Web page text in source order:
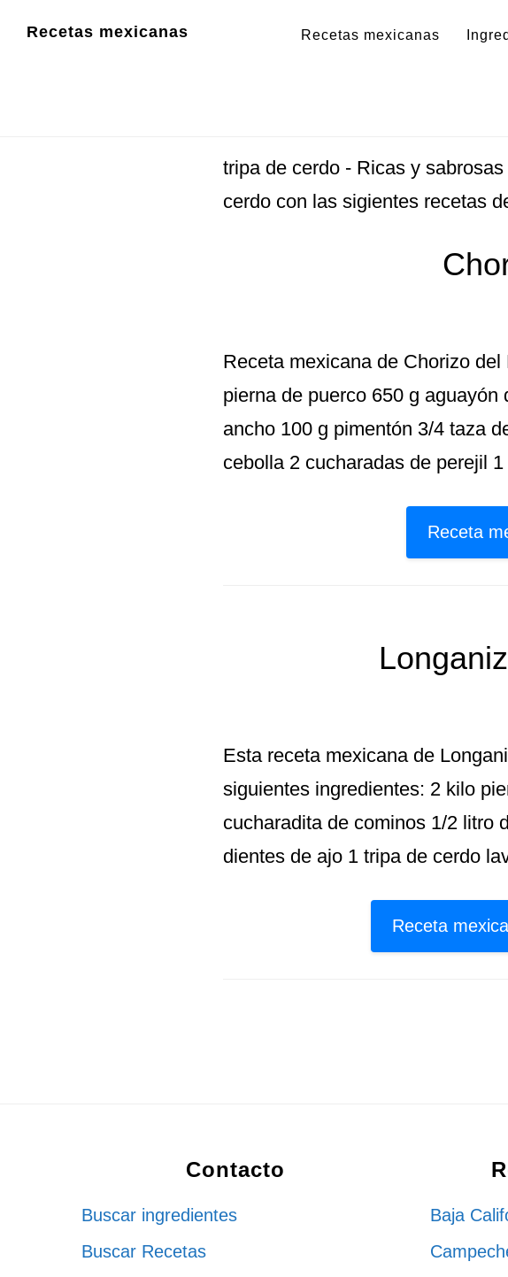
Recetas mexicanas Recetas mexicanas
Recetas
tripa de cerdo - Ricas y
cerdo con las sigientes recetas
Receta mexicana de Chorizo
pierna de puerco 650 g
ancho 100 g pimentón 3/4 taza
cebolla 2 cucharadas de perejil
Receta
Esta receta mexicana de
siguientes ingredientes: 2 kilo
cucharadita de cominos 1/2 litro
dientes de ajo 1 tripa de cerdo
Receta
Contacto
Buscar ingredientes
Buscar Recetas
Baja